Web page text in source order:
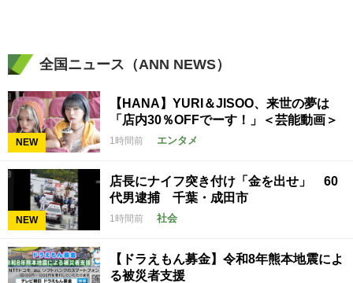
全国ニュース（ANN NEWS）
NEW
【HANA】YURI＆JISOO、来世の夢は
「店内30％OFFでーす！」＜芸能動画＞
1時間前 エンタメ
NEW
店長にナイフ突き付け「金を出せ」 60
代男逮捕 千葉・成田市
1時間前 社会
【ドラえもん募金】令和8年熊本地震によ
る被災者支援